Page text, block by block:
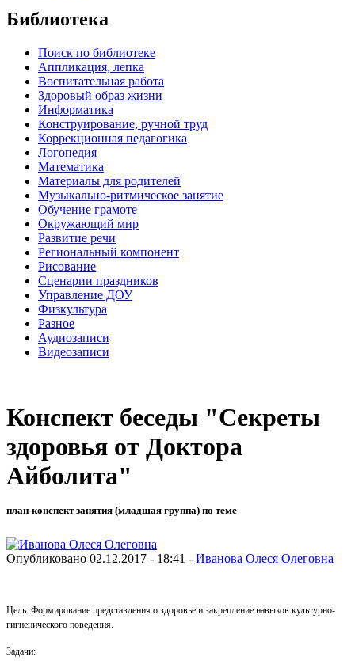
Библиотека
Поиск по библиотеке
Аппликация, лепка
Воспитательная работа
Здоровый образ жизни
Информатика
Конструирование, ручной труд
Коррекционная педагогика
Логопедия
Математика
Материалы для родителей
Музыкально-ритмическое занятие
Обучение грамоте
Окружающий мир
Развитие речи
Региональный компонент
Рисование
Сценарии праздников
Управление ДОУ
Физкультура
Разное
Аудиозаписи
Видеозаписи
Конспект беседы "Секреты
здоровья от Доктора
Айболита"
план-конспект занятия (младшая группа) по теме
Опубликовано 02.12.2017 - 18:41 - Иванова Олеся Олеговна
Цель: Формирование представления о здоровье и закрепление навыков культурно-
гигиенического поведения.
Задачи: